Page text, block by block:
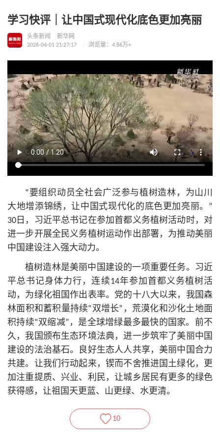
学习快评｜让中国式现代化底色更加亮丽
头条新闻
新华网
2026-04-01 21:27:17
浏览量：4.86万+
“要组织动员全社会广泛参与植树造林，为山川
大地增添锦绣，让中国式现代化的底色更加亮丽。”
30日，习近平总书记在参加首都义务植树活动时，对
进一步开展全民义务植树运动作出部署，为推动美丽
中国建设注入强大动力。
植树造林是美丽中国建设的一项重要任务。习近
平总书记身体力行，连续14年参加首都义务植树活
动，为绿化祖国作出表率。党的十八大以来，我国森
林面积和蓄积量持续“双增长”，荒漠化和沙化土地面
积持续“双缩减”，是全球增绿最多最快的国家。前不
久，我国颁布生态环境法典，进一步筑牢了美丽中国
建设的法治基石。良好生态人人共享，美丽中国合力
共建。让我们行动起来，锲而不舍推进国土绿化，更
加注重提质、兴业、利民，让城乡居民有更多的绿色
获得感，让祖国天更蓝、山更绿、水更清。
10